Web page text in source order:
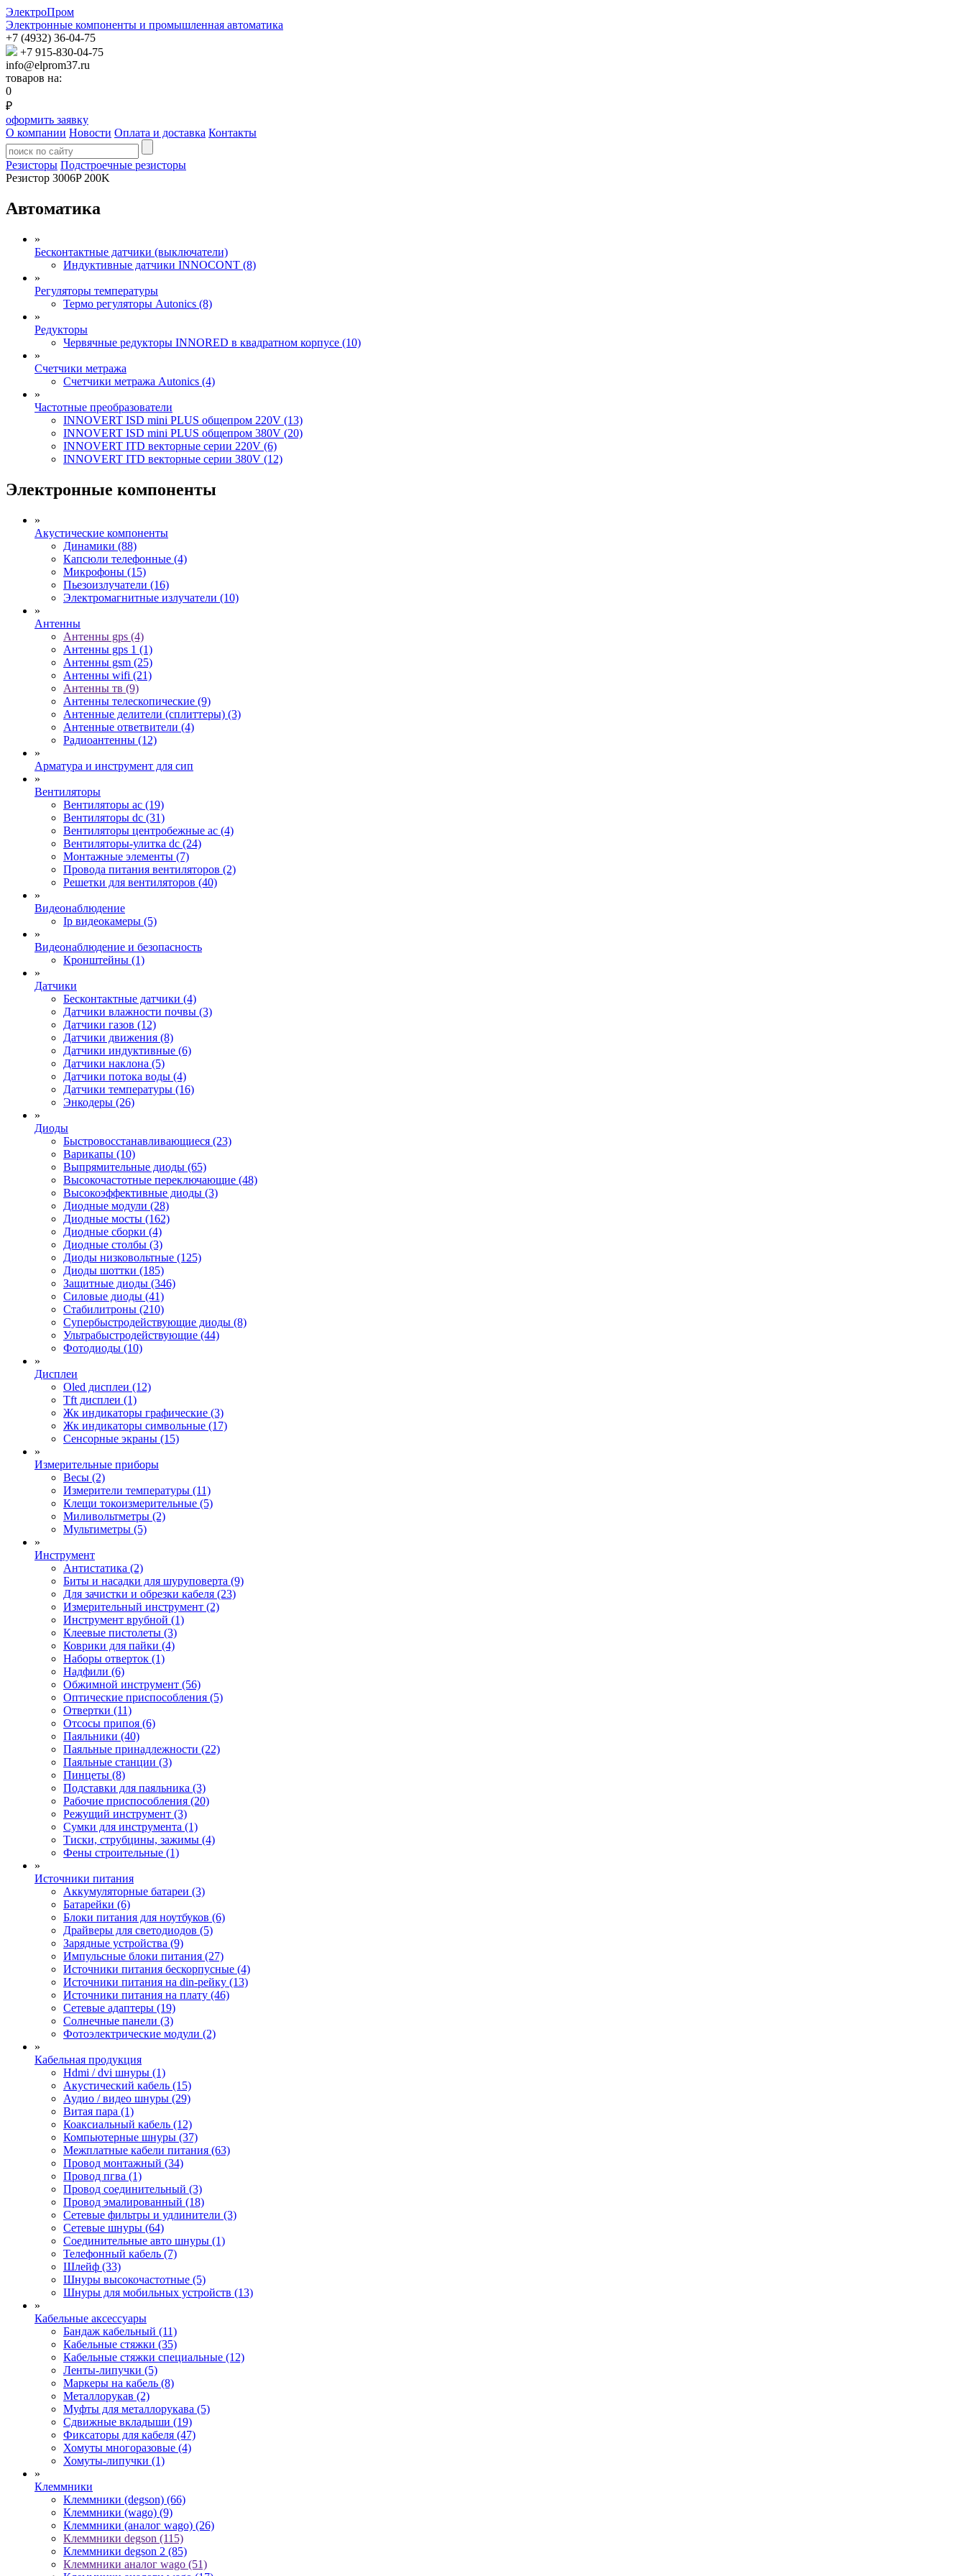
ЭлектроПром
Электронные компоненты и промышленная автоматика
+7 (4932) 36-04-75
+7 915-830-04-75
info@elprom37.ru
товаров на:
0
₽
оформить заявку
О компании Новости Оплата и доставка Контакты
Резисторы Подстроечные резисторы
Резистор 3006P 200K
Автоматика
»
Бесконтактные датчики (выключатели)
Индуктивные датчики INNOCONT (8)
»
Регуляторы температуры
Термо регуляторы Autonics (8)
»
Редукторы
Червячные редукторы INNORED в квадратном корпусе (10)
»
Счетчики метража
Счетчики метража Autonics (4)
»
Частотные преобразователи
INNOVERT ISD mini PLUS общепром 220V (13)
INNOVERT ISD mini PLUS общепром 380V (20)
INNOVERT ITD векторные серии 220V (6)
INNOVERT ITD векторные серии 380V (12)
Электронные компоненты
»
Акустические компоненты
Динамики (88)
Капсюли телефонные (4)
Микрофоны (15)
Пьезоизлучатели (16)
Электромагнитные излучатели (10)
»
Антенны
Антенны gps (4)
Антенны gps 1 (1)
Антенны gsm (25)
Антенны wifi (21)
Антенны тв (9)
Антенны телескопические (9)
Антенные делители (сплиттеры) (3)
Антенные ответвители (4)
Радиоантенны (12)
»
Арматура и инструмент для сип
»
Вентиляторы
Вентиляторы ac (19)
Вентиляторы dc (31)
Вентиляторы центробежные ac (4)
Вентиляторы-улитка dc (24)
Монтажные элементы (7)
Провода питания вентиляторов (2)
Решетки для вентиляторов (40)
»
Видеонаблюдение
Ip видеокамеры (5)
»
Видеонаблюдение и безопасность
Кронштейны (1)
»
Датчики
Бесконтактные датчики (4)
Датчики влажности почвы (3)
Датчики газов (12)
Датчики движения (8)
Датчики индуктивные (6)
Датчики наклона (5)
Датчики потока воды (4)
Датчики температуры (16)
Энкодеры (26)
»
Диоды
Быстровосстанавливающиеся (23)
Варикапы (10)
Выпрямительные диоды (65)
Высокочастотные переключающие (48)
Высокоэффективные диоды (3)
Диодные модули (28)
Диодные мосты (162)
Диодные сборки (4)
Диодные столбы (3)
Диоды низковольтные (125)
Диоды шоттки (185)
Защитные диоды (346)
Силовые диоды (41)
Стабилитроны (210)
Супербыстродействующие диоды (8)
Ультрабыстродействующие (44)
Фотодиоды (10)
»
Дисплеи
Oled дисплеи (12)
Tft дисплеи (1)
Жк индикаторы графические (3)
Жк индикаторы символьные (17)
Сенсорные экраны (15)
»
Измерительные приборы
Весы (2)
Измерители температуры (11)
Клещи токоизмерительные (5)
Миливольтметры (2)
Мультиметры (5)
»
Инструмент
Антистатика (2)
Биты и насадки для шуруповерта (9)
Для зачистки и обрезки кабеля (23)
Измерительный инструмент (2)
Инструмент врубной (1)
Клеевые пистолеты (3)
Коврики для пайки (4)
Наборы отверток (1)
Надфили (6)
Обжимной инструмент (56)
Оптические приспособления (5)
Отвертки (11)
Отсосы припоя (6)
Паяльники (40)
Паяльные принадлежности (22)
Паяльные станции (3)
Пинцеты (8)
Подставки для паяльника (3)
Рабочие приспособления (20)
Режущий инструмент (3)
Сумки для инструмента (1)
Тиски, струбцины, зажимы (4)
Фены строительные (1)
»
Источники питания
Аккумуляторные батареи (3)
Батарейки (6)
Блоки питания для ноутбуков (6)
Драйверы для светодиодов (5)
Зарядные устройства (9)
Импульсные блоки питания (27)
Источники питания бескорпусные (4)
Источники питания на din-рейку (13)
Источники питания на плату (46)
Сетевые адаптеры (19)
Солнечные панели (3)
Фотоэлектрические модули (2)
»
Кабельная продукция
Hdmi / dvi шнуры (1)
Акустический кабель (15)
Аудио / видео шнуры (29)
Витая пара (1)
Коаксиальный кабель (12)
Компьютерные шнуры (37)
Межплатные кабели питания (63)
Провод монтажный (34)
Провод пгва (1)
Провод соединительный (3)
Провод эмалированный (18)
Сетевые фильтры и удлинители (3)
Сетевые шнуры (64)
Соединительные авто шнуры (1)
Телефонный кабель (7)
Шлейф (33)
Шнуры высокочастотные (5)
Шнуры для мобильных устройств (13)
»
Кабельные аксессуары
Бандаж кабельный (11)
Кабельные стяжки (35)
Кабельные стяжки специальные (12)
Ленты-липучки (5)
Маркеры на кабель (8)
Металлорукав (2)
Муфты для металлорукава (5)
Сдвижные вкладыши (19)
Фиксаторы для кабеля (47)
Хомуты многоразовые (4)
Хомуты-липучки (1)
»
Клеммники
Клеммники (degson) (66)
Клеммники (wago) (9)
Клеммники (аналог wago) (26)
Клеммники degson (115)
Клеммники degson 2 (85)
Клеммники аналог wago (51)